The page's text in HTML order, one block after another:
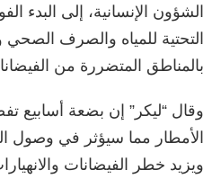
الشؤون الإنسانية، إلى البدء
التحتية للمياه والصرف الصحي
بالمناطق المتضررة من
وقال “ليكر” إن بضعة
الأمطار مما سيؤثر في وصول
ويزيد خطر الفيضانات